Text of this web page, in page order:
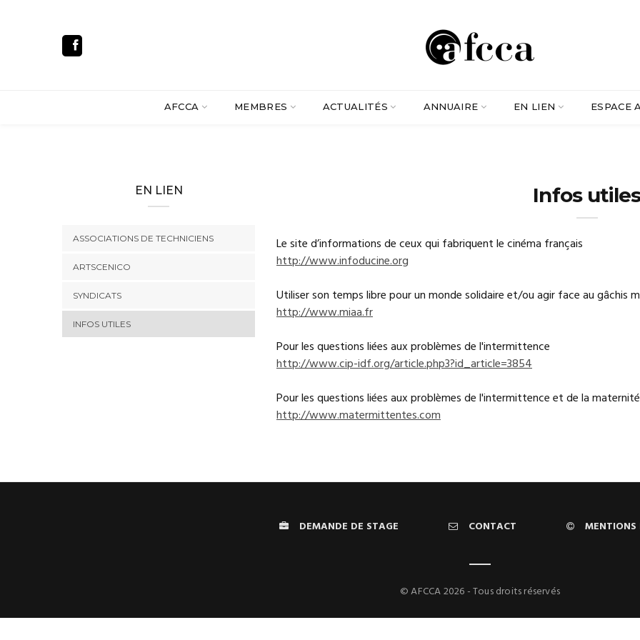
AFCCA MEMBRES ACTUALITÉS ANNUAIRE EN LIEN ESPACE
Infos
Le site d’informations de ceux qui fabriquent le cinéma français
http://www.infoducine.org
Utiliser son temps libre pour un monde solidaire et/ou agir face au gâchis
http://www.miaa.fr
Pour les questions liées aux problèmes de l'intermittence
http://www.cip-idf.org/​article.php3?id_article=3854
Pour les questions liées aux problèmes de l'intermittence et de la maternité
http://www.matermittentes.com
EN LIEN
ASSOCIATIONS DE TECHNICIENS
ARTSCENICO
SYNDICATS
INFOS UTILES
DEMANDE DE STAGE CONTACT MENTIONS
© AFCCA 2026 - Tous droits réservés